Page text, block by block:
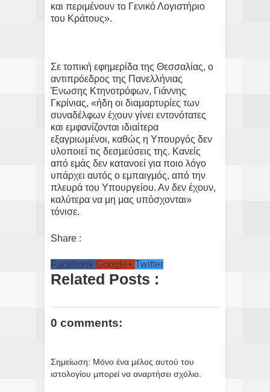
και περιμένουν το Γενικό Λογιστήριο
του Κράτους».
Σε τοπική εφημερίδα της Θεσσαλίας, ο
αντιπρόεδρος της Πανελλήνιας
Ένωσης Κτηνοτρόφων, Γιάννης
Γκρίνιας, «ήδη οι διαμαρτυρίες των
συναδέλφων έχουν γίνει εντονότατες
και εμφανίζονται ιδιαίτερα
εξαγριωμένοι, καθώς η Υπουργός δεν
υλοποιεί τις δεσμεύσεις της. Κανείς
από εμάς δεν κατανοεί για ποιο λόγο
υπάρχει αυτός ο εμπαιγμός, από την
πλευρά του Υπουργείου. Αν δεν έχουν,
καλύτερα να μη μας υπόσχονται»
τόνισε.
Share :
Facebook Google+ Twitter
Related Posts :
0 comments:
Σημείωση: Μόνο ένα μέλος αυτού του
ιστολογίου μπορεί να αναρτήσει σχόλιο.